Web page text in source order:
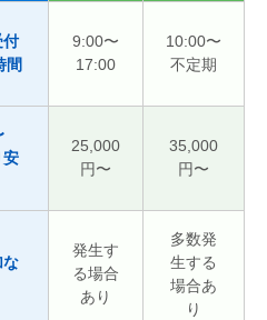
付
間
9:00〜
17:00
10:00〜
不定期
安
25,000
円〜
35,000
円〜
な
発生す
る場合
あり
多数発
生する
場合あ
り